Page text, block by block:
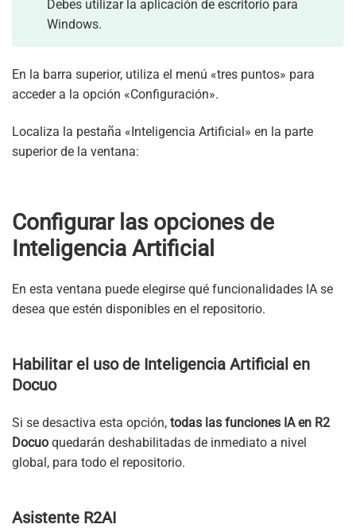
Debes utilizar la aplicación de escritorio para
Windows.
En la barra superior, utiliza el menú «tres puntos» para
acceder a la opción «Configuración».
Localiza la pestaña «Inteligencia Artificial» en la parte
superior de la ventana:
Configurar las opciones de
Inteligencia Artificial
En esta ventana puede elegirse qué funcionalidades IA se
desea que estén disponibles en el repositorio.
Habilitar el uso de Inteligencia Artificial en
Docuo
Si se desactiva esta opción, todas las funciones IA en R2
Docuo quedarán deshabilitadas de inmediato a nivel
global, para todo el repositorio.
Asistente R2AI